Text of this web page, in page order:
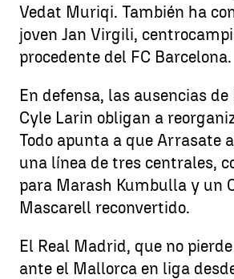
Vedat Muriqi. También ha
joven Jan Virgili,
procedente del FC Barcelona.
En defensa, las ausencias
Cyle Larin obligan a
Todo apunta a que Arrasate
una línea de tres centrales,
para Marash Kumbulla y un
Mascarell reconvertido.
El Real Madrid, que no
ante el Mallorca en liga